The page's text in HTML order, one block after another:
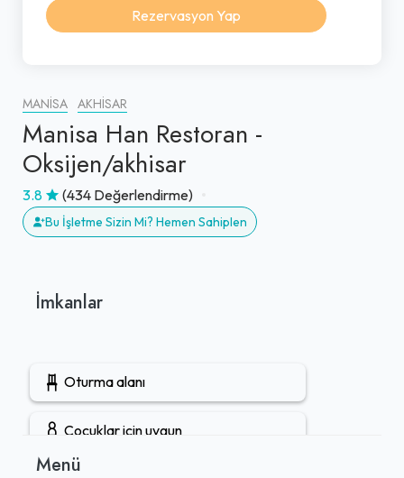
MANISA AKHISAR
Manisa Han Restoran -
Oksijen/akhisar
3.8 (434 Değerlendirme)
Bu İşletme Sizin Mi? Hemen Sahiplen
İmkanlar
Oturma alanı
Çocuklar için uygun
Menü
Rezervasyon Yap